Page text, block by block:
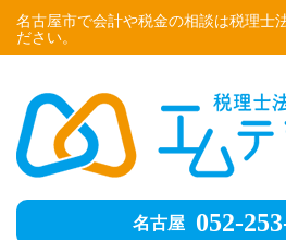
名古屋市で会計や税金の相談は税理士
ださい。
名古屋 052-